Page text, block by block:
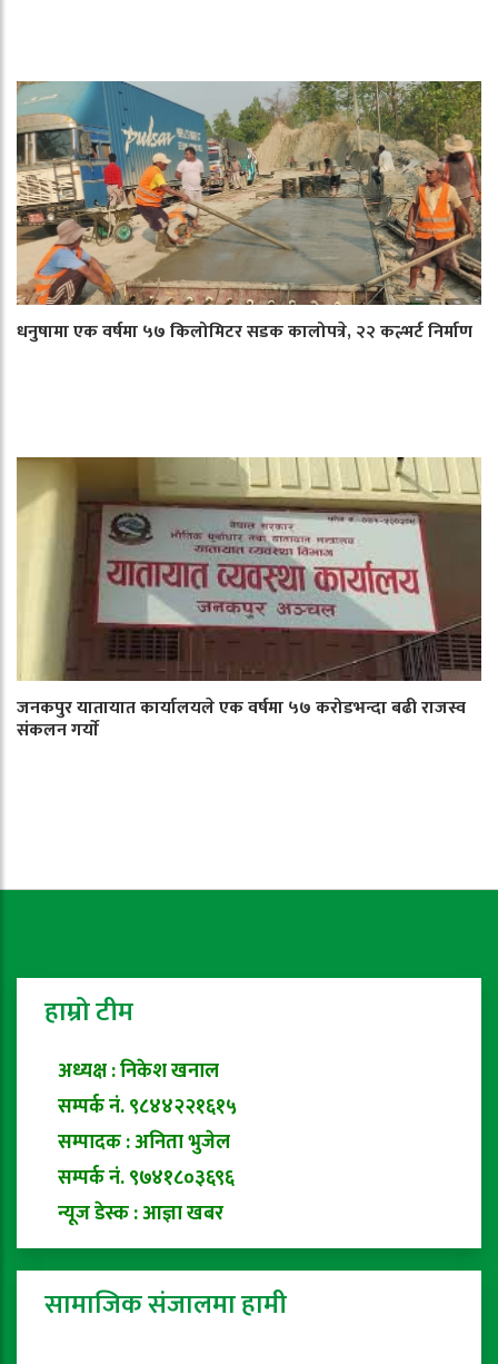
धनुषामा एक वर्षमा ५७ किलोमिटर सडक कालोपत्रे, २२ कल्भर्ट निर्माण
जनकपुर यातायात कार्यालयले एक वर्षमा ५७ करोडभन्दा बढी राजस्व
संकलन गर्याे
हाम्रो टीम
अध्यक्ष : निकेश खनाल
सम्पर्क नं. ९८४४२२१६१५
सम्पादक : अनिता भुजेल
सम्पर्क नं. ९७४१८०३६९६
न्यूज डेस्क : आज्ञा खबर
सामाजिक संजालमा हामी